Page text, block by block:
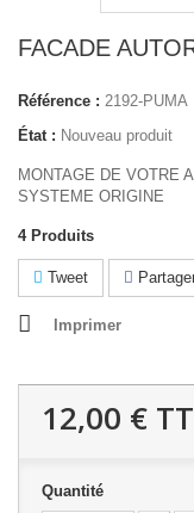
FACADE
Référence : 2192-PUMA
État : Nouveau produit
MONTAGE DE VOTRE
SYSTEME ORIGINE
4 Produits
Tweet
Imprimer
12,00 €
Quantité